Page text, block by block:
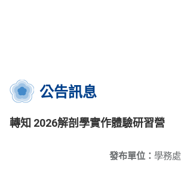
公告訊息
轉知 2026解剖學實作體驗研習營
發布單位： 學務處